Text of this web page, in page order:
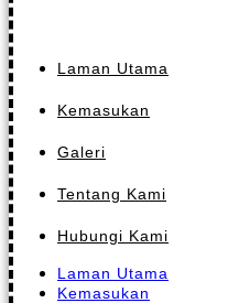
Laman Utama
Kemasukan
Galeri
Tentang Kami
Hubungi Kami
Laman Utama
Kemasukan